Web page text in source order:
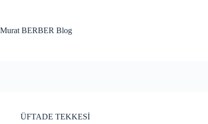
Murat BERBER Blog
ÜFTADE TEKKESİ